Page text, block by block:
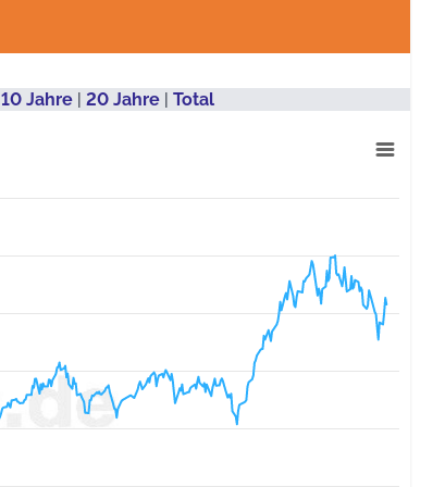
10 Jahre | 20 Jahre | Total